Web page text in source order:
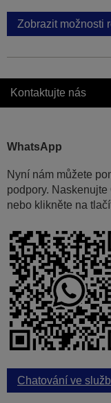
Zobrazit možnosti
Kontaktujte nás
WhatsApp
Nyní nám můžete
podpory.
nebo klikněte na
Chatování ve